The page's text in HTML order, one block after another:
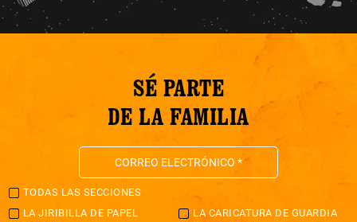
SÉ PARTE
DE LA FAMILIA
TODAS LAS SECCIONES
LA JIRIBILLA DE PAPEL
LA CARICATURA DE GUARDIA